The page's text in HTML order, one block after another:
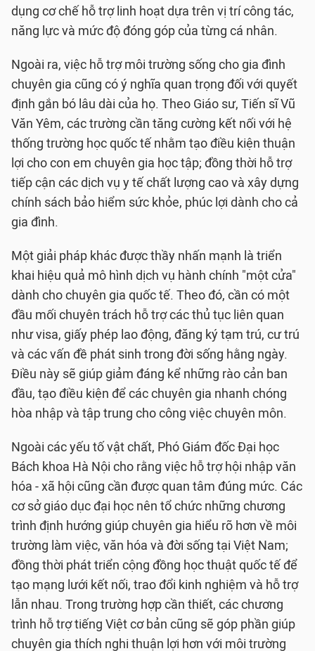
dụng cơ chế hỗ trợ linh hoạt dựa trên vị trí công tác,
năng lực và mức độ đóng góp của từng cá nhân.
Ngoài ra, việc hỗ trợ môi trường sống cho gia đình
chuyên gia cũng có ý nghĩa quan trọng đối với quyết
định gắn bó lâu dài của họ. Theo Giáo sư, Tiến sĩ Vũ
Văn Yêm, các trường cần tăng cường kết nối với hệ
thống trường học quốc tế nhằm tạo điều kiện thuận
lợi cho con em chuyên gia học tập; đồng thời hỗ trợ
tiếp cận các dịch vụ y tế chất lượng cao và xây dựng
chính sách bảo hiểm sức khỏe, phúc lợi dành cho cả
gia đình.
Một giải pháp khác được thầy nhấn mạnh là triển
khai hiệu quả mô hình dịch vụ hành chính "một cửa"
dành cho chuyên gia quốc tế. Theo đó, cần có một
đầu mối chuyên trách hỗ trợ các thủ tục liên quan
như visa, giấy phép lao động, đăng ký tạm trú, cư trú
và các vấn đề phát sinh trong đời sống hằng ngày.
Điều này sẽ giúp giảm đáng kể những rào cản ban
đầu, tạo điều kiện để các chuyên gia nhanh chóng
hòa nhập và tập trung cho công việc chuyên môn.
Ngoài các yếu tố vật chất, Phó Giám đốc Đại học
Bách khoa Hà Nội cho rằng việc hỗ trợ hội nhập văn
hóa - xã hội cũng cần được quan tâm đúng mức. Các
cơ sở giáo dục đại học nên tổ chức những chương
trình định hướng giúp chuyên gia hiểu rõ hơn về môi
trường làm việc, văn hóa và đời sống tại Việt Nam;
đồng thời phát triển cộng đồng học thuật quốc tế để
tạo mạng lưới kết nối, trao đổi kinh nghiệm và hỗ trợ
lẫn nhau. Trong trường hợp cần thiết, các chương
trình hỗ trợ tiếng Việt cơ bản cũng sẽ góp phần giúp
chuyên gia thích nghi thuận lợi hơn với môi trường